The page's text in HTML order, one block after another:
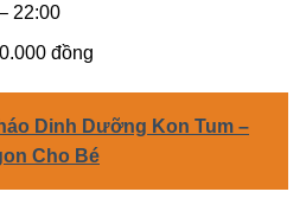
22:00
đồng
Dinh Dưỡng Kon Tum –
Cho Bé